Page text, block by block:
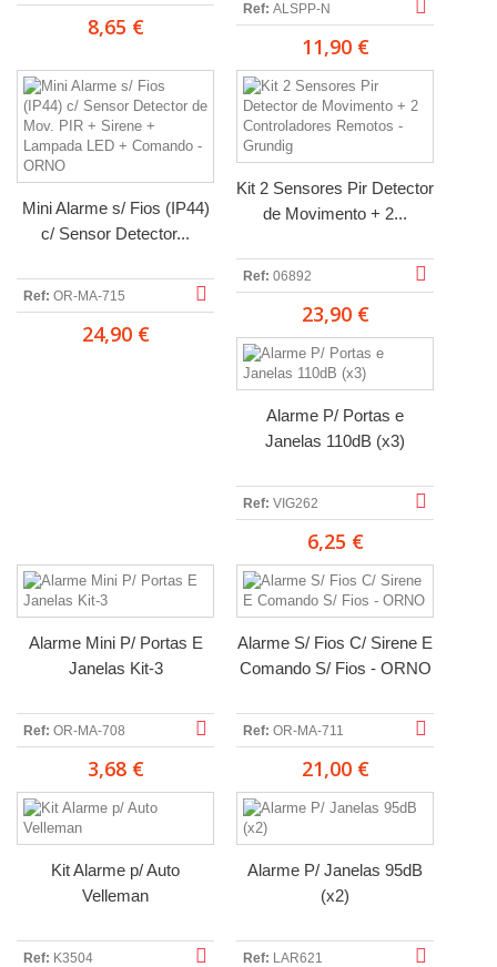
8,65 €
Ref: ALSPP-N
11,90 €
Mini Alarme s/ Fios (IP44)
c/ Sensor Detector...
Ref: OR-MA-715
24,90 €
Kit 2 Sensores Pir Detector
de Movimento + 2...
Ref: 06892
23,90 €
Alarme P/ Portas e
Janelas 110dB (x3)
Ref: VIG262
6,25 €
Alarme Mini P/ Portas E
Janelas Kit-3
Ref: OR-MA-708
3,68 €
Alarme S/ Fios C/ Sirene E
Comando S/ Fios - ORNO
Ref: OR-MA-711
21,00 €
Kit Alarme p/ Auto
Velleman
Ref: K3504
Alarme P/ Janelas 95dB
(x2)
Ref: LAR621